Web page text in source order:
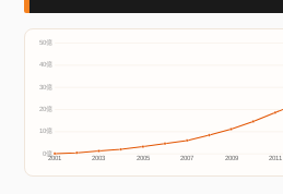
0億
10億
20億
30億
40億
50億
2001 2003 2005 2007 2009 2011